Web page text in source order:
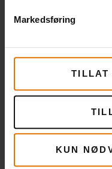
Markedsføring
TILLAT
KUN